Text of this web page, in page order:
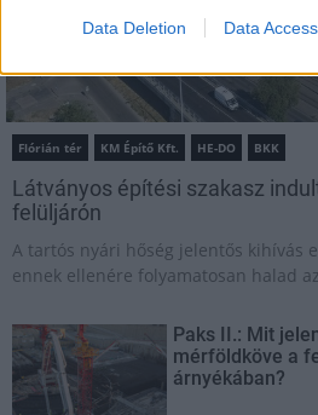
Data Deletion Data Access
Flórián tér KM Építő Kft. HE-DO BKK
Látványos építési szakasz
felüljárón
A tartós nyári hőség jelentős kihívás
ennek ellenére folyamatosan halad
Paks II.: Mit
mérföldköve a
árnyékában?